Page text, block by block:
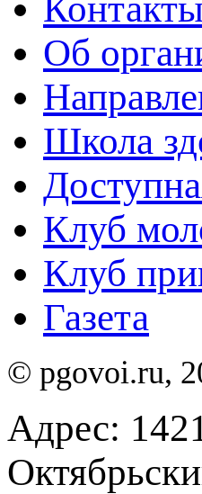
Об
Школа
Клуб
Клуб
Газета
© pgovoi.ru,
Адрес: